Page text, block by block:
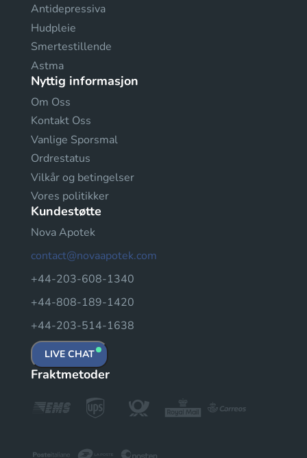
Antidepressiva
Hudpleie
Smertestillende
Astma
Nyttig informasjon
Om Oss
Kontakt Oss
Vanlige Sporsmal
Ordrestatus
Vilkår og betingelser
Vores politikker
Kundestøtte
Nova Apotek
contact@novaapotek.com
+44-203-608-1340
+44-808-189-1420
+44-203-514-1638
LIVE CHAT
Fraktmetoder